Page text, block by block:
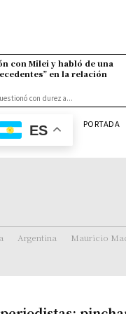
con Milei y habló de una
en la relación
con dureza...
ES PORTADA
Argentina Mauricio